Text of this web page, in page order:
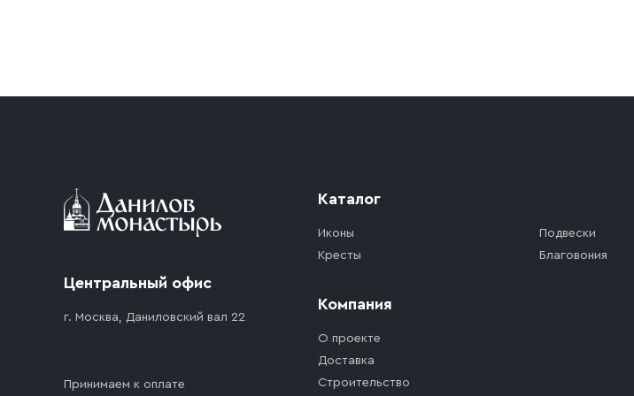
доставка осуществляется до ближайшего места, которое максимально близко
Центральный офис
г. Москва, Даниловский вал 22
Принимаем к оплате
Каталог
Иконы
Кресты
Подвески
Благовония
Компания
О проекте
Доставка
Строительство